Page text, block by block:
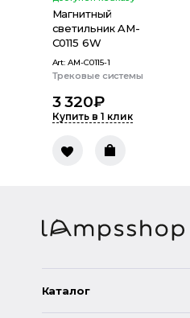
Магнитный
светильник AM-
C0115 6W
Art: AM-C0115-1
Трековые системы
3 320₽
Купить в 1 клик
Каталог